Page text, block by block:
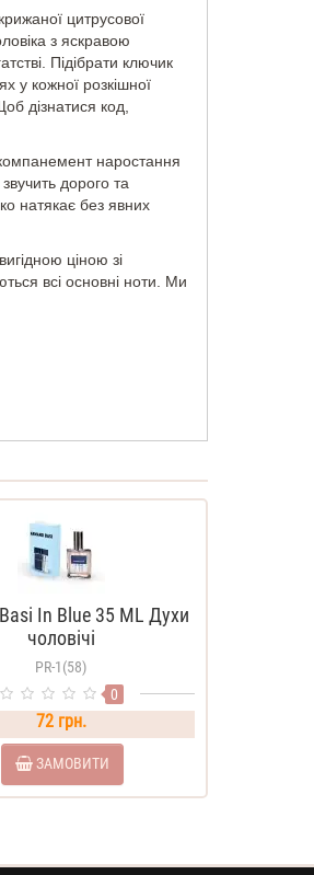
цитрусової
з яскравою
Підібрати ключик
у кожної розкішної
дізнатися код,
наростання
дорого та
натякає без явних
ціною зі
всі основні ноти. Ми
In Blue 35 ML Духи
чоловічі
PR-1(58)
0
72 грн.
ЗАМОВИТИ